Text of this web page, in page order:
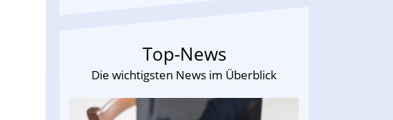
Top-News
Die wichtigsten News im Überblick